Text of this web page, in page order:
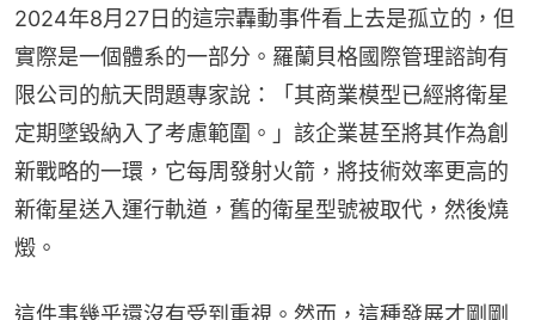
2024年8月27日的這宗轟動事件看上去是孤立的，但
實際是一個體系的一部分。羅蘭貝格國際管理諮詢有
限公司的航天問題專家說：「其商業模型已經將衛星
定期墜毀納入了考慮範圍。」該企業甚至將其作為創
新戰略的一環，它每周發射火箭，將技術效率更高的
新衛星送入運行軌道，舊的衛星型號被取代，然後燒
燬。